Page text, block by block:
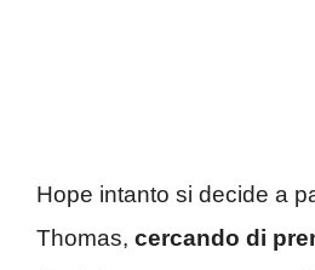
Hope intanto si decide a
Thomas, cercando di